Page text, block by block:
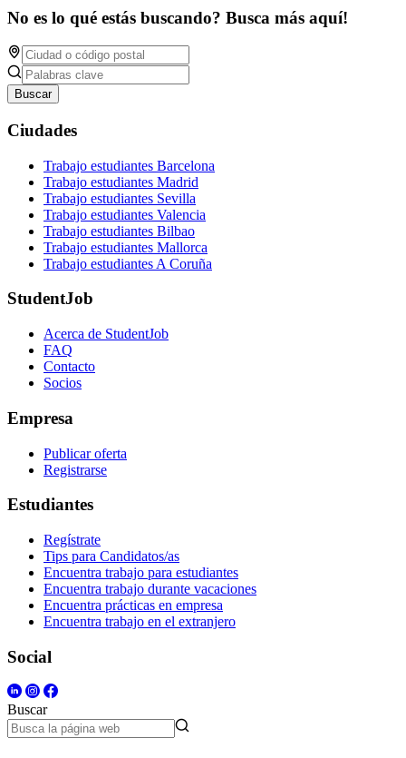
No es lo qué estás buscando? Busca más aquí!
Buscar
Ciudades
Trabajo estudiantes Barcelona
Trabajo estudiantes Madrid
Trabajo estudiantes Sevilla
Trabajo estudiantes Valencia
Trabajo estudiantes Bilbao
Trabajo estudiantes Mallorca
Trabajo estudiantes A Coruña
StudentJob
Acerca de StudentJob
FAQ
Contacto
Socios
Empresa
Publicar oferta
Registrarse
Estudiantes
Regístrate
Tips para Candidatos/as
Encuentra trabajo para estudiantes
Encuentra trabajo durante vacaciones
Encuentra prácticas en empresa
Encuentra trabajo en el extranjero
Social
Buscar